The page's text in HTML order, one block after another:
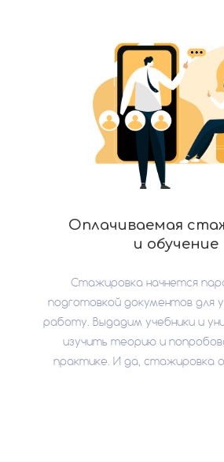
Оплачиваемая
и обучение
Стажировка начнется
подготовкой документов для
работу. Выдадим учебники и
изучить теорию и
практике. И да, стажировка